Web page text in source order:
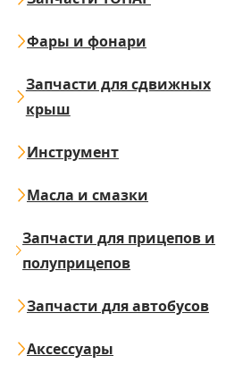
Фары и фонари
Запчасти для сдвижных
крыш
Инструмент
Масла и смазки
Запчасти для прицепов и
полуприцепов
Запчасти для автобусов
Аксессуары